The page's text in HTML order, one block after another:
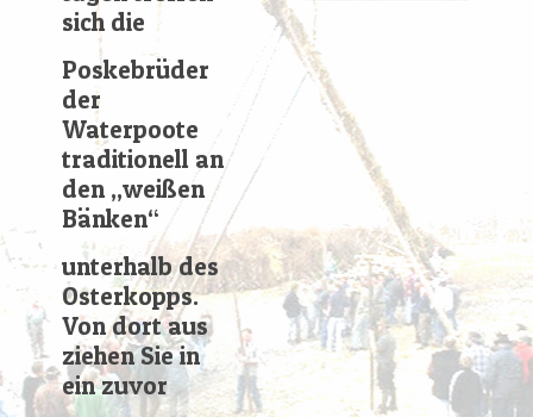
sich die
Poskebrüder
der
Waterpoote
traditionell an
den „weißen
Bänken“
unterhalb des
Osterkopps.
Von dort aus
ziehen Sie in
ein zuvor